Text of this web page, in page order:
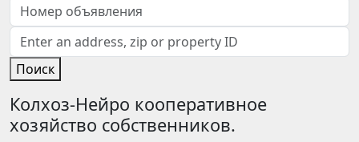
Поиск
Колхоз-Нейро кооперативное
хозяйство собственников.